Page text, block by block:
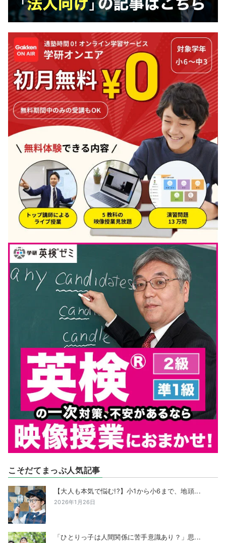
こそだてまっぷ人気記事
【大人も本気で悩む!?】小1から小6まで、地頭...
2026年1月26日
「ひとりっ子は人間関係に苦手意識あり？」思...